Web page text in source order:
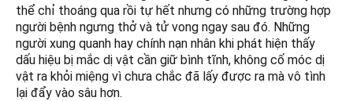
thể chỉ thoáng qua rồi tự hết nhưng có những trường hợp
người bệnh ngưng thở và tử vong ngay sau đó. Những
người xung quanh hay chính nạn nhân khi phát hiện thấy
dấu hiệu bị mắc dị vật cần giữ bình tĩnh, không cố móc dị
vật ra khỏi miệng vì chưa chắc đã lấy được ra mà vô tình
lại đẩy vào sâu hơn.